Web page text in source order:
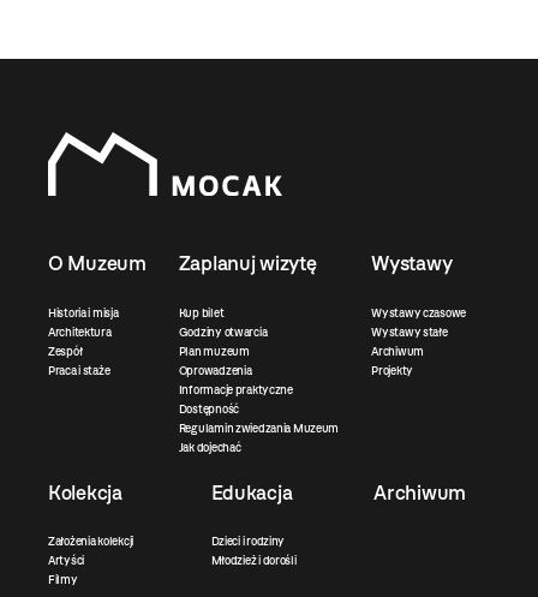
O Muzeum
Historia i misja
Architektura
Zespół
Praca i staże
Zaplanuj wizytę
Kup bilet
Godziny otwarcia
Plan muzeum
Oprowadzenia
Informacje praktyczne
Dostępność
Regulamin zwiedzania Muzeum
Jak dojechać
Wystawy
Wystawy czasowe
Wystawy stałe
Archiwum
Projekty
Kolekcja
Założenia kolekcji
Artyści
Filmy
Edukacja
Dzieci i rodziny
Młodzież i dorośli
Archiwum